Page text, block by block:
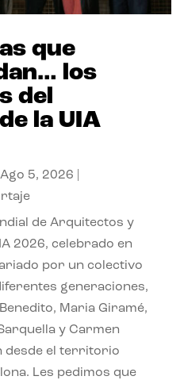
que
los
del
la UIA
Ago 5, 2026
de Arquitectos y
2026, celebrado en
por un colectivo
generaciones,
Maria Giramé,
y Carmen
desde el territorio
Les pedimos que